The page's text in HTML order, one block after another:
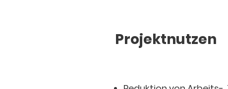
Projektnutzen